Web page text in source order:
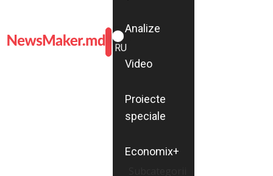
ROMÂNĂ
RU
Analize
Video
Proiecte
speciale
Economix+